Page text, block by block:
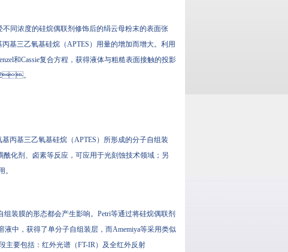
不同浓度的硅烷偶联剂修饰后的绢云母粉末的表面张
基三乙氧基硅烷（APTES）用量的增加而增大。利用
和Cassie复合方程，获得液体与粗糙表面接触的投影
。
3-氨基丙基三乙氧基硅烷（APTES）所形成的分子自组装
磺酰化剂、卤素等反应，可应用于光刻蚀技术领域；另
。
组装膜的形态都会产生影响。Petri等通过将硅烷偶联剂
中，获得了单分子自组装层，而Amemiya等采用类似
段主要包括：红外光谱（FT-IR）及全红外反射